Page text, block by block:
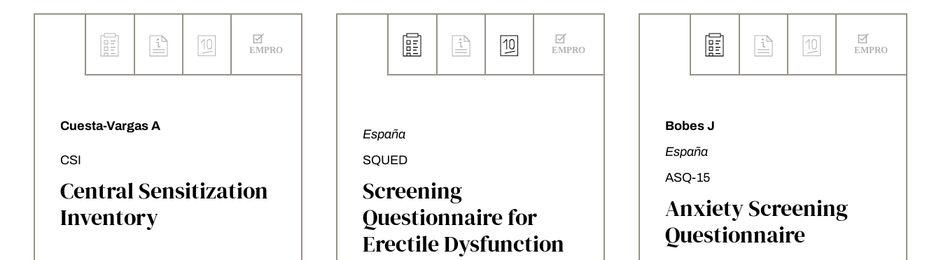
Cuesta-Vargas A
CSI
Central Sensitization
Inventory
España
SQUED
Screening
Questionnaire for
Erectile Dysfunction
Bobes J
España
ASQ-15
Anxiety Screening
Questionnaire